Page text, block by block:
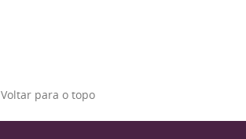
Voltar para o topo